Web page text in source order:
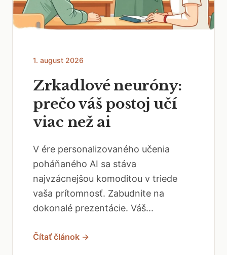
1. august 2026
Zrkadlové neuróny:
prečo váš postoj učí
viac než ai
V ére personalizovaného učenia
poháňaného AI sa stáva
najvzácnejšou komoditou v triede
vaša prítomnosť. Zabudnite na
dokonalé prezentácie. Váš...
Čítať článok →